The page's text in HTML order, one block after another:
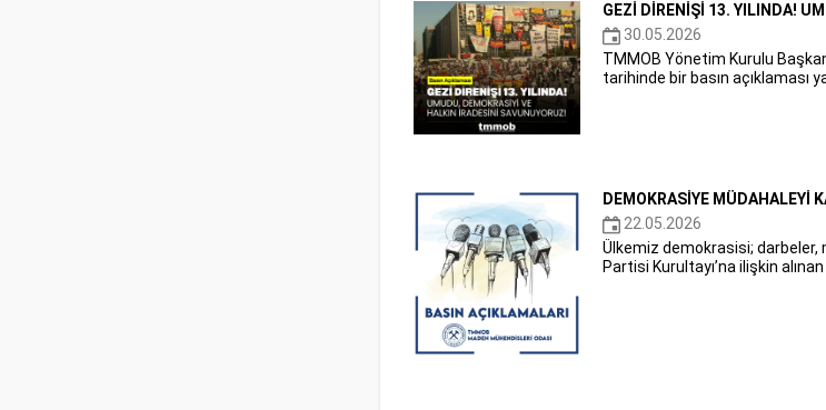
GEZİ DİRENİŞİ 13. YILINDA!
30.05.2026
TMMOB Yönetim Kurulu
tarihinde bir basın açıklaması
DEMOKRASİYE MÜDAHALEYİ
22.05.2026
Ülkemiz demokrasisi; darbeler,
Partisi Kurultayı’na ilişkin